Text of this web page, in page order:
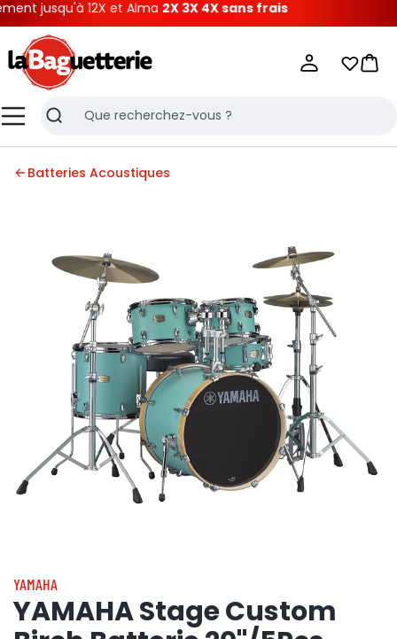
jusqu'à 12X et Alma2X 3X 4X sans frais
MenuRecherche
Mes
Batteries Acoustiques
YAMAHA
YAMAHA Stage Custom